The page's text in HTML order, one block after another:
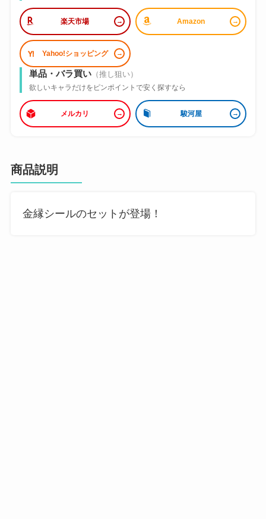
楽天市場 Amazon
Yahoo!ショッピング
単品・バラ買い（推し狙い）
欲しいキャラだけをピンポイントで安く探すなら
メルカリ 駿河屋
商品説明
金縁シールのセットが登場！